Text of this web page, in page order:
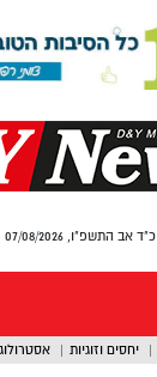
כ"ד אב התשפ"ו, 07/08/2026
יחסים וזוגיות